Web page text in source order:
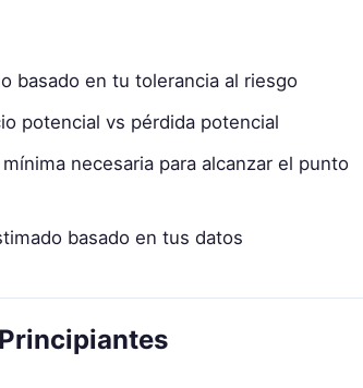
basado en tu tolerancia al riesgo
potencial vs pérdida potencial
necesaria para alcanzar el punto
basado en tus datos